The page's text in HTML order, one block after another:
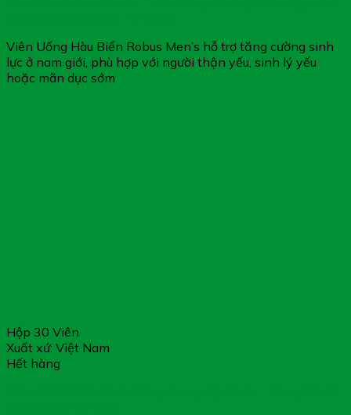
Viên Uống Hàu Biển Robus Men’s hỗ trợ tăng cường sinh
lực ở nam giới, phù hợp với người thận yếu, sinh lý yếu
hoặc mãn dục sớm
Hộp 30 Viên
Xuất xứ: Việt Nam
Hết hàng